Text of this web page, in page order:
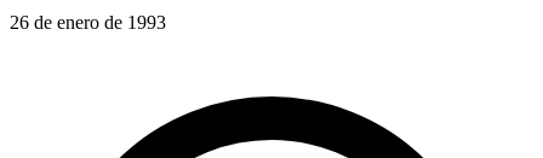
26 de enero de 1993